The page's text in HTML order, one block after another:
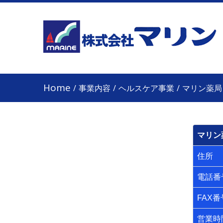
Home / 事業内容 / ヘルスケア事業 / マリン薬
マリ
住所
電話番
FAX番
営業時